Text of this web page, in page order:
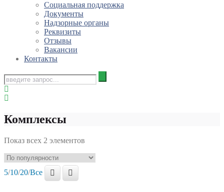
Социальная поддержка
Документы
Надзорные органы
Реквизиты
Отзывы
Вакансии
Контакты
Комплексы
Показ всех 2 элементов
5/10/20/Все